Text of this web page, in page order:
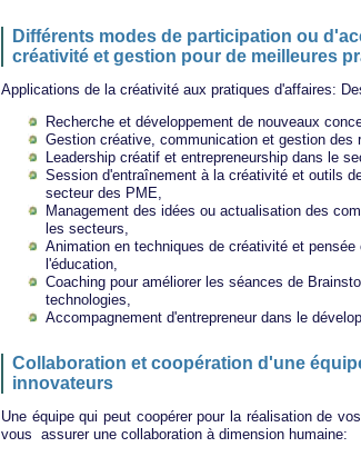
Différents modes de participation ou
créativité et gestion pour de meilleures
Applications de la créativité aux pratiques d'affaires:
Recherche et développement de nouveaux
Gestion créative, communication et gestion des
Leadership créatif et entrepreneurship dans le
Session d'entraînement à la créativité et outils
secteur des PME,
Management des idées ou actualisation des
les secteurs,
Animation en techniques de créativité et
l'éducation,
Coaching pour améliorer les séances de
technologies,
Accompagnement d'entrepreneur dans le
Collaboration et coopération d'une
innovateurs
Une équipe qui peut coopérer pour la réalisation de
vous assurer une collaboration à dimension humaine: